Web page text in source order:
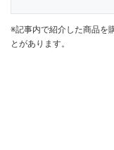
※記事内で紹介した商品を
とがあります。